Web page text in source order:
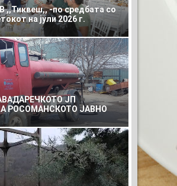
РЕКЛАМА
,,Тиквеш,, -по средбата со
на јули 2026 г.
ЈП
РОСОМАНСКОТО ЈАВНО
КОМУНАЛНО УСЛУГИ